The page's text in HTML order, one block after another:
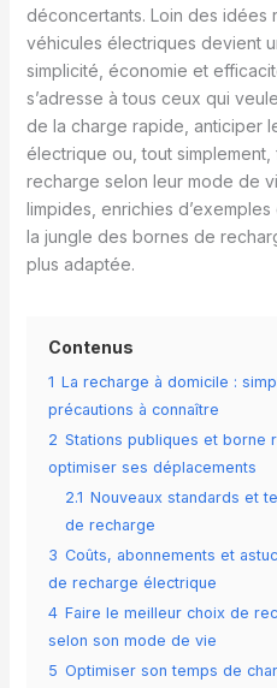
déconcertants. Loin des idées
véhicules électriques devient
simplicité, économie et
s’adresse à tous ceux qui
de la charge rapide, anticiper
électrique ou, tout
recharge selon leur mode de
limpides, enrichies
la jungle des bornes de
plus adaptée.
Contenus
1 La recharge à domicile :
précautions à connaître
2 Stations publiques et borne
optimiser ses déplacements
2.1 Nouveaux standards et
de recharge
3 Coûts, abonnements et
de recharge électrique
4 Faire le meilleur choix de
selon son mode de vie
5 Optimiser son temps de